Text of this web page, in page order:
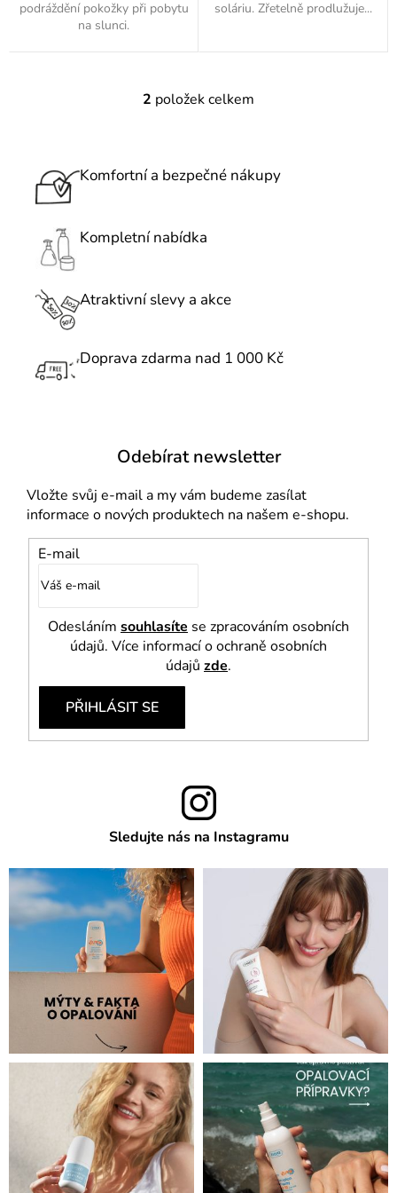
podráždění pokožky při pobytu
na slunci.
soláriu. Zřetelně prodlužuje...
O
á
c
r
y
i
s
u
2 položek celkem
Komfortní a bezpečné nákupy
Kompletní nabídka
Atraktivní slevy a akce
Doprava zdarma nad 1 000 Kč
Odebírat newsletter
Vložte svůj e-mail a my vám budeme zasílat
informace o nových produktech na našem e-shopu.
E-mail
Odesláním souhlasíte se zpracováním osobních
údajů. Více informací o ochraně osobních
údajů zde.
PŘIHLÁSIT SE
Sledujte nás na Instagramu